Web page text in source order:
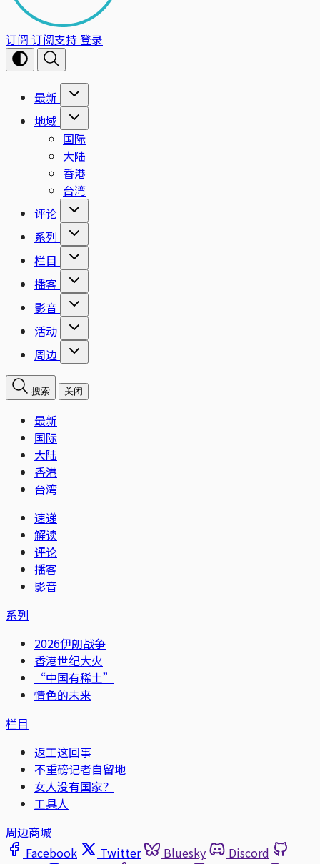
订阅 订阅支持登录
最新
地域
国际
大陆
香港
台湾
评论
系列
栏目
播客
影音
活动
周边
搜索 关闭
最新
国际
大陆
香港
台湾
速递
解读
评论
播客
影音
系列
2026伊朗战争
香港世纪大火
“中国有稀土”
情色的未来
栏目
返工这回事
不重磅记者自留地
女人没有国家？
工具人
周边商城
Facebook
Twitter Bluesky
Discord